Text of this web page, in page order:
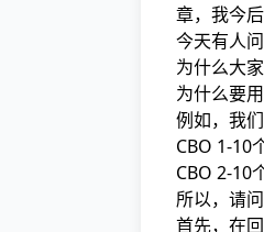
章，我今
今天有人问
为什么大
为什么要
例如，我
CBO 1-10
CBO 2-10
所以，请
首先，在